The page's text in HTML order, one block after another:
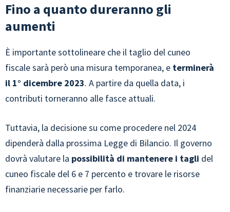
Fino a quanto dureranno gli
aumenti
È importante sottolineare che il taglio del cuneo
fiscale sarà però una misura temporanea, e terminerà
il 1° dicembre 2023. A partire da quella data, i
contributi torneranno alle fasce attuali.
Tuttavia, la decisione su come procedere nel 2024
dipenderà dalla prossima Legge di Bilancio. Il governo
dovrà valutare la possibilità di mantenere i tagli del
cuneo fiscale del 6 e 7 percento e trovare le risorse
finanziarie necessarie per farlo.